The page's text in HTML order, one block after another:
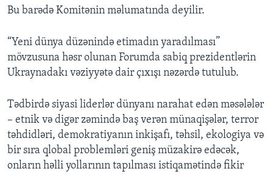
Bu barədə Komitənin məlumatında deyilir.
“Yeni dünya düzənində etimadın yaradılması”
mövzusuna həsr olunan Forumda sabiq prezidentlərin
Ukraynadakı vəziyyətə dair çıxışı nəzərdə tutulub.
Tədbirdə siyasi liderlər dünyanı narahat edən məsələlər
– etnik və digər zəmində baş verən münaqişələr, terror
təhdidləri, demokratiyanın inkişafı, təhsil, ekologiya və
bir sıra qlobal problemləri geniş müzakirə edəcək,
onların həlli yollarının tapılması istiqamətində fikir